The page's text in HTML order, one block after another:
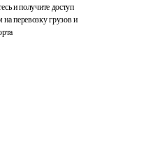
и получите доступ
на перевозку грузов и